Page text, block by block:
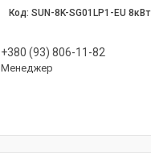
SUN-8K-SG01LP1-EU 8кВт
+380 (93) 806-11-82
Менеджер